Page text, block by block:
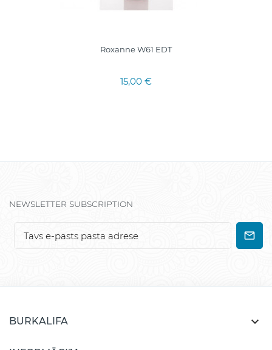
Roxanne W61 EDT
15,00 €
NEWSLETTER SUBSCRIPTION
BURKALIFA 